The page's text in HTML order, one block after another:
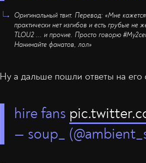
Оригинальный твит. Перевод: «Мне
практически нет изгибов и есть грубые
TLOU2 ... и прочие. Просто говорю
Нанимайте фанатов, лол»
Ну а дальше пошли ответы на
hire fans
— soup_